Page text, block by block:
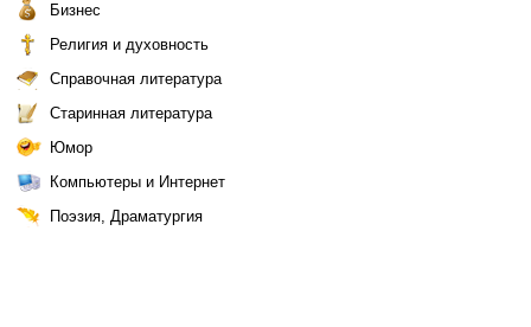
Бизнес
Религия и духовность
Справочная литература
Старинная литература
Юмор
Компьютеры и Интернет
Поэзия, Драматургия